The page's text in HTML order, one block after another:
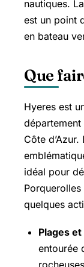
nautiques.
est un point
en bateau
Que
Hyeres est
Côte
idéal pour
Porquerolles
quelques
Plages
entourée